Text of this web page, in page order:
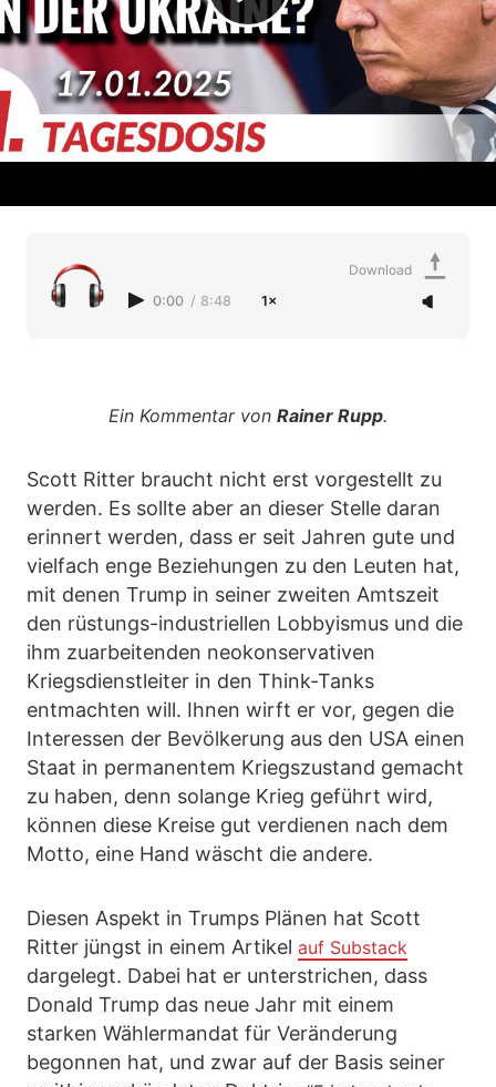
0:00 / 8:48 1×
Download
Ein Kommentar von Rainer Rupp.
Scott Ritter braucht nicht erst vorgestellt zu
werden. Es sollte aber an dieser Stelle daran
erinnert werden, dass er seit Jahren gute und
vielfach enge Beziehungen zu den Leuten hat,
mit denen Trump in seiner zweiten Amtszeit
den rüstungs-industriellen Lobbyismus und die
ihm zuarbeitenden neokonservativen
Kriegsdienstleiter in den Think-Tanks
entmachten will. Ihnen wirft er vor, gegen die
Interessen der Bevölkerung aus den USA einen
Staat in permanentem Kriegszustand gemacht
zu haben, denn solange Krieg geführt wird,
können diese Kreise gut verdienen nach dem
Motto, eine Hand wäscht die andere.
Diesen Aspekt in Trumps Plänen hat Scott
Ritter jüngst in einem Artikel auf Substack
dargelegt. Dabei hat er unterstrichen, dass
Donald Trump das neue Jahr mit einem
starken Wählermandat für Veränderung
begonnen hat, und zwar auf der Basis seiner